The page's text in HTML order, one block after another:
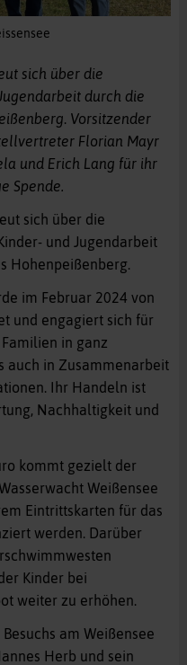
sich über die
durch die
Vorsitzender
Florian Mayr
und Erich Lang für ihr
Spende.
sich über die
und Jugendarbeit
Hohenpeißenberg.
im Februar 2024 von
und engagiert sich für
in ganz
auch in Zusammenarbeit
Ihr Handeln ist
Nachhaltigkeit und
kommt gezielt der
Weißensee
Eintrittskarten für das
werden. Darüber
Kinder bei
weiter zu erhöhen.
am Weißensee
Herb und sein